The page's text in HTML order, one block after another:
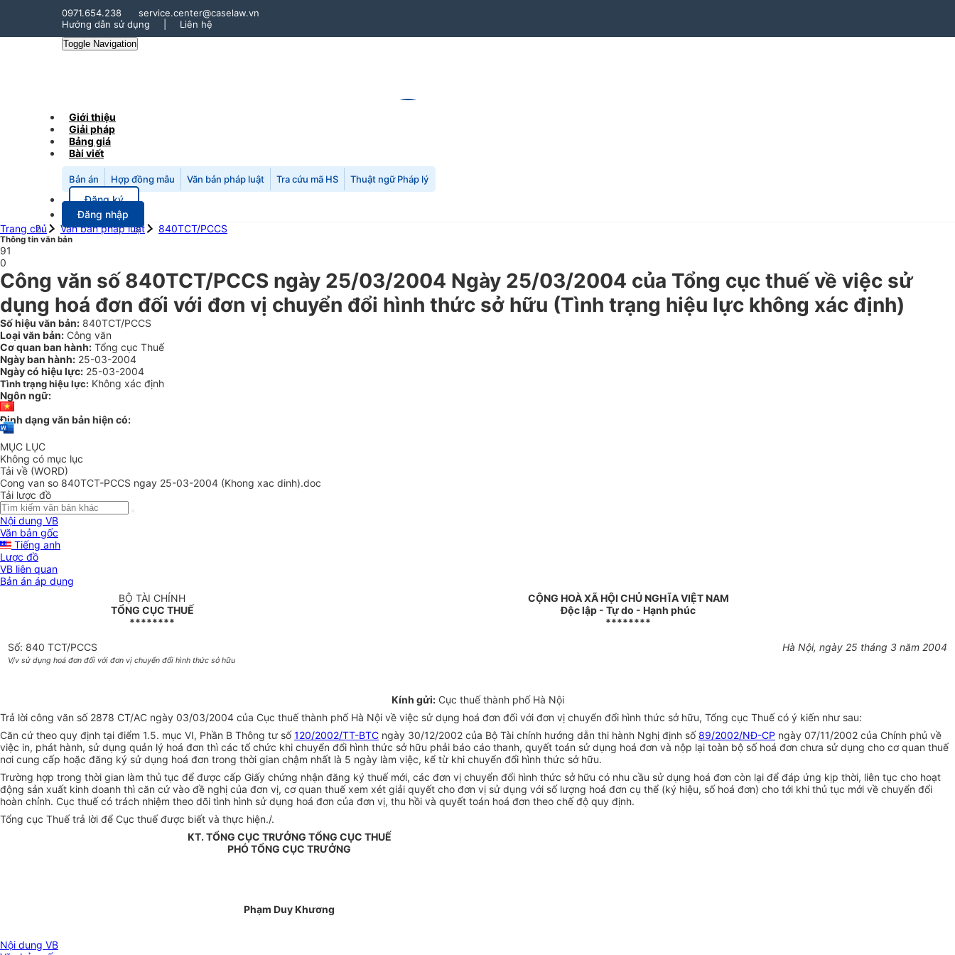
0971.654.238
service.center@caselaw.vn
Hướng dẫn sử dụng
Liên hệ
Toggle Navigation
Giới thiệu
Giải pháp
Bảng giá
Bài viết
Bản án Hợp đồng mẫu Văn bản pháp luật Tra cứu mã HS Thuật ngữ Pháp lý
Đăng ký
Đăng nhập
Trang chủ
Văn bản pháp luật 840TCT/PCCS
Thông tin văn bản
91
0
Công văn số 840TCT/PCCS ngày 25/03/2004 Ngày 25/03/2004 của Tổng cục thuế về việc sử
dụng hoá đơn đối với đơn vị chuyển đổi hình thức sở hữu (Tình trạng hiệu lực không xác định)
Số hiệu văn bản: 840TCT/PCCS
Loại văn bản: Công văn
Cơ quan ban hành: Tổng cục Thuế
Ngày ban hành: 25-03-2004
Ngày có hiệu lực: 25-03-2004
Tình trạng hiệu lực: Không xác định
Ngôn ngữ:
Định dạng văn bản hiện có:
MỤC LỤC
Không có mục lục
Tải về (WORD)
Cong van so 840TCT-PCCS ngay 25-03-2004 (Khong xac dinh).doc
Tải lược đồ
Nội dung VB
Văn bản gốc
Tiếng anh
Lược đồ
VB liên quan
Bản án áp dụng
BỘ TÀI CHÍNH
TỔNG CỤC THUẾ
********
CỘNG HOÀ XÃ HỘI CHỦ NGHĨA VIỆT NAM
Độc lập - Tự do - Hạnh phúc
********
Số: 840 TCT/PCCS
V/v sử dụng hoá đơn đối với đơn vị chuyển đổi hình thức sở hữu
Hà Nội, ngày 25 tháng 3 năm 2004
Kính gửi:Cục thuế thành phố Hà Nội
Trả lời công văn số 2878 CT/AC ngày 03/03/2004 của Cục thuế thành phố Hà Nội về việc sử dụng hoá đơn đối với đơn vị chuyển đổi hình thức sở hữu, Tổng cục Thuế có ý kiến như sau:
Căn cứ theo quy định tại điểm 1.5. mục VI, Phần B Thông tư số120/2002/TT-BTC ngày 30/12/2002 của Bộ Tài chính hướng dẫn thi hành Nghị định số89/2002/NĐ-CP ngày 07/11/2002 của Chính phủ về
việc in, phát hành, sử dụng quản lý hoá đơn thì các tổ chức khi chuyển đổi hình thức sở hữu phải báo cáo thanh, quyết toán sử dụng hoá đơn và nộp lại toàn bộ số hoá đơn chưa sử dụng cho cơ quan thuế
nơi cung cấp hoặc đăng ký sử dụng hoá đơn trong thời gian chậm nhất là 5 ngày làm việc, kể từ khi chuyển đổi hình thức sở hữu.
Trường hợp trong thời gian làm thủ tục để được cấp Giấy chứng nhận đăng ký thuế mới, các đơn vị chuyển đổi hình thức sở hữu có nhu cầu sử dụng hoá đơn còn lại để đáp ứng kịp thời, liên tục cho hoạt
động sản xuất kinh doanh thì căn cứ vào đề nghị của đơn vị, cơ quan thuế xem xét giải quyết cho đơn vị sử dụng với số lượng hoá đơn cụ thể (ký hiệu, số hoá đơn) cho tới khi thủ tục mới về chuyển đổi
hoàn chỉnh. Cục thuế có trách nhiệm theo dõi tình hình sử dụng hoá đơn của đơn vị, thu hồi và quyết toán hoá đơn theo chế độ quy định.
Tổng cục Thuế trả lời để Cục thuế được biết và thực hiện./.
KT. TỔNG CỤC TRƯỞNG TỔNG CỤC THUẾ
PHÓ TỔNG CỤC TRƯỞNG
Phạm Duy Khương
Nội dung VB